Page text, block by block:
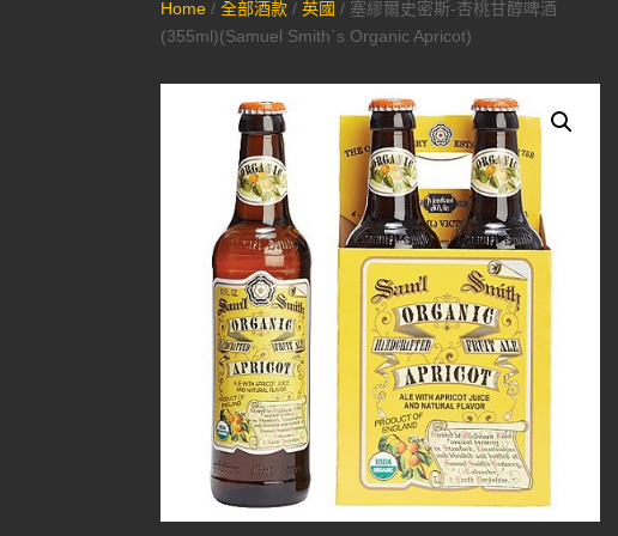
Home /全部酒款 /英國 / 塞繆爾史密斯-杏桃甘醇啤酒
(355ml)(Samuel Smith`s Organic Apricot)